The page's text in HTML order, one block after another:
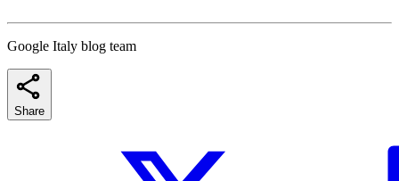
Google Italy blog team
Share